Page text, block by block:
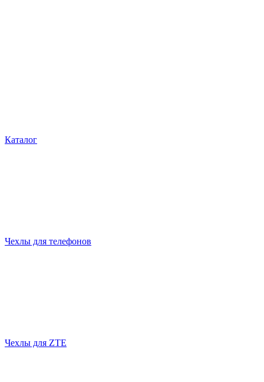
Каталог
Чехлы для телефонов
Чехлы для ZTE